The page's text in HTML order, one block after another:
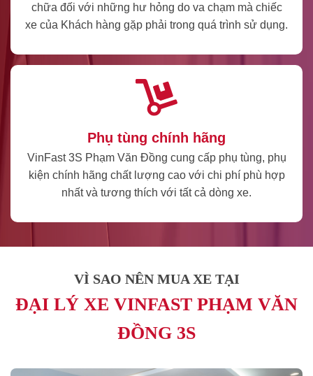
chữa đối với những hư hỏng do va chạm mà chiếc
xe của Khách hàng gặp phải trong quá trình sử dụng.
Phụ tùng chính hãng
VinFast 3S Phạm Văn Đồng cung cấp phụ tùng, phụ
kiện chính hãng chất lượng cao với chi phí phù hợp
nhất và tương thích với tất cả dòng xe.
VÌ SAO NÊN MUA XE TẠI
ĐẠI LÝ XE VINFAST PHẠM VĂN
ĐỒNG 3S